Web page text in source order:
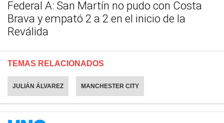
Federal A: San Martín no pudo con Costa
Brava y empató 2 a 2 en el inicio de la
Reválida
TEMAS RELACIONADOS
JULIÁN ÁLVAREZ MANCHESTER CITY